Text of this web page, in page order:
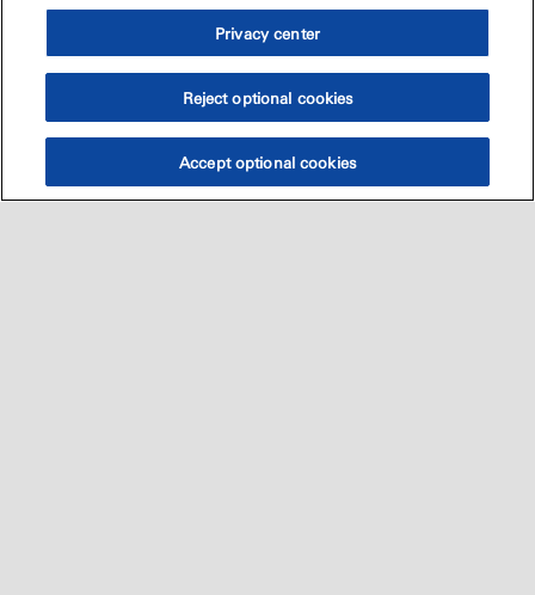
Privacy center
Reject optional cookies
Accept optional cookies